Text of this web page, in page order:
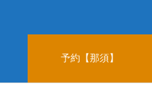
予約【那須】